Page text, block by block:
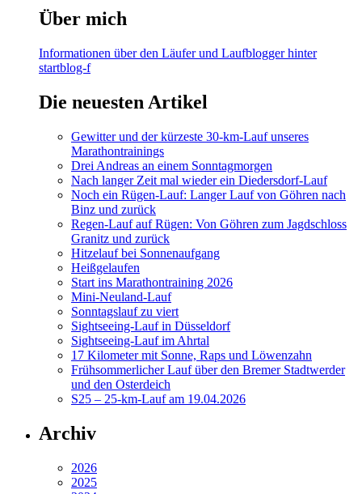
Über mich
Informationen über den Läufer und Laufblogger hinter
startblog-f
Die neuesten Artikel
Gewitter und der kürzeste 30-km-Lauf unseres
Marathontrainings
Drei Andreas an einem Sonntagmorgen
Nach langer Zeit mal wieder ein Diedersdorf-Lauf
Noch ein Rügen-Lauf: Langer Lauf von Göhren nach
Binz und zurück
Regen-Lauf auf Rügen: Von Göhren zum Jagdschloss
Granitz und zurück
Hitzelauf bei Sonnenaufgang
Heißgelaufen
Start ins Marathontraining 2026
Mini-Neuland-Lauf
Sonntagslauf zu viert
Sightseeing-Lauf in Düsseldorf
Sightseeing-Lauf im Ahrtal
17 Kilometer mit Sonne, Raps und Löwenzahn
Frühsommerlicher Lauf über den Bremer Stadtwerder
und den Osterdeich
S25 – 25-km-Lauf am 19.04.2026
Archiv
2026
2025